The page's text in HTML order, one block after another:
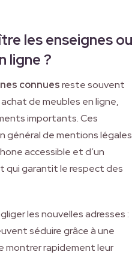
les enseignes ou
ligne ?
connuesreste souvent
de meubles en ligne,
importants. Ces
général de mentions légales
accessible et d’un
qui garantit le respect des
les nouvelles adresses :
séduire grâce à une
montrer rapidement leur